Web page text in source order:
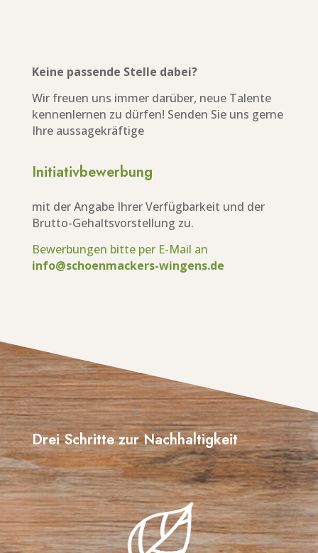
Keine passende Stelle dabei?
Wir freuen uns immer darüber, neue Talente
kennenlernen zu dürfen! Senden Sie uns gerne
Ihre aussagekräftige
Initiativbewerbung
mit der Angabe Ihrer Verfügbarkeit und der
Brutto-Gehaltsvorstellung zu.
Bewerbungen bitte per E-Mail an
info@schoenmackers-wingens.de
Drei Schritte zur Nachhaltigkeit